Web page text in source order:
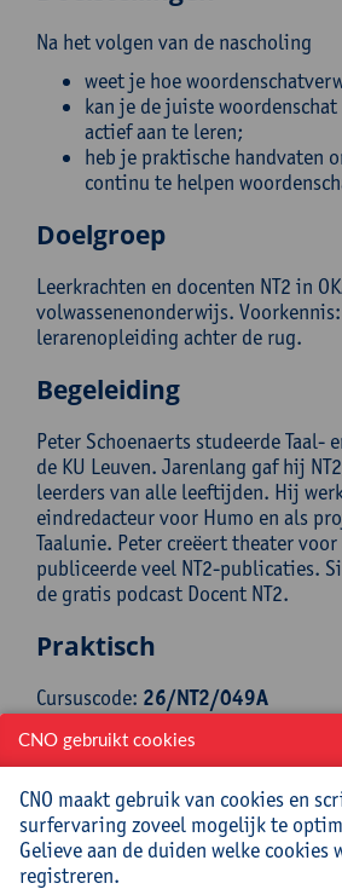
Na het volgen van de nascholing
weet je hoe
kan je de juiste
actief aan te leren;
heb je praktische handvaten
continu te helpen
Doelgroep
Leerkrachten en docenten NT2 in
volwassenenonderwijs.
lerarenopleiding achter de rug.
Begeleiding
Peter Schoenaerts studeerde Taal-
de KU Leuven. Jarenlang gaf hij
leerders van alle leeftijden. Hij
eindredacteur voor Humo en als
Taalunie. Peter creëert theater
publiceerde veel NT2-publicaties.
de gratis podcast Docent NT2.
Praktisch
Cursuscode: 26/NT2/049A
Cursusmateriaal inbegrepen
Jouw bijdrage: 69 EUR.
Inlichtingen bij: Reinhilde
CNO gebruikt cookies
CNO maakt gebruik van cookies en
surfervaring zoveel mogelijk te
Gelieve aan de duiden welke cookies
registreren.